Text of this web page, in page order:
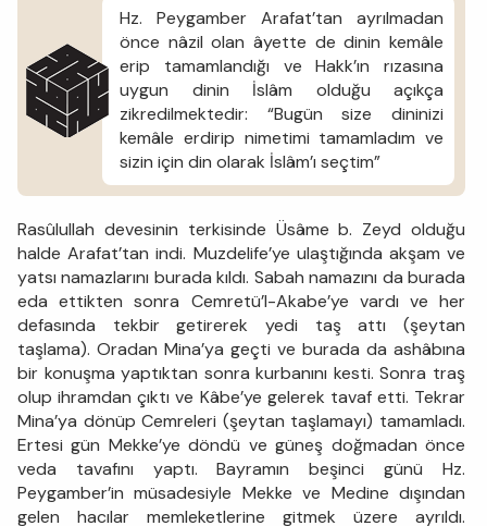
Hz. Peygamber Arafat’tan ayrılmadan
önce nâzil olan âyette de dinin kemâle
erip tamamlandığı ve Hakk’ın rızasına
uygun dinin İslâm olduğu açıkça
zikredilmektedir: “Bugün size dininizi
kemâle erdirip nimetimi tamamladım ve
sizin için din olarak İslâm’ı seçtim”
Rasûlullah devesinin terkisinde Üsâme b. Zeyd olduğu
halde Arafat’tan indi. Muzdelife’ye ulaştığında akşam ve
yatsı namazlarını burada kıldı. Sabah namazını da burada
eda ettikten sonra Cemretü’l-Akabe’ye vardı ve her
defasında tekbir getirerek yedi taş attı (şeytan
taşlama). Oradan Mina’ya geçti ve burada da ashâbına
bir konuşma yaptıktan sonra kurbanını kesti. Sonra traş
olup ihramdan çıktı ve Kâbe’ye gelerek tavaf etti. Tekrar
Mina’ya dönüp Cemreleri (şeytan taşlamayı) tamamladı.
Ertesi gün Mekke’ye döndü ve güneş doğmadan önce
veda tavafını yaptı. Bayramın beşinci günü Hz.
Peygamber’in müsadesiyle Mekke ve Medine dışından
gelen hacılar memleketlerine gitmek üzere ayrıldı.